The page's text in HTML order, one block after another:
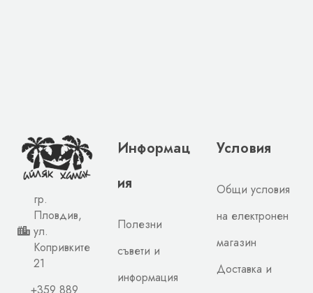
гр.
Пловдив,
ул.
Копривките
21
+359 889
Информац
ия
Полезни
съвети и
информация
Условия
Общи условия
на електронен
магазин
Доставка и